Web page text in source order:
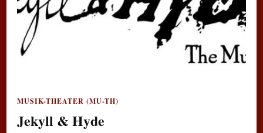
MUSIK-THEATER (MU-TH)
Jekyll & Hyde